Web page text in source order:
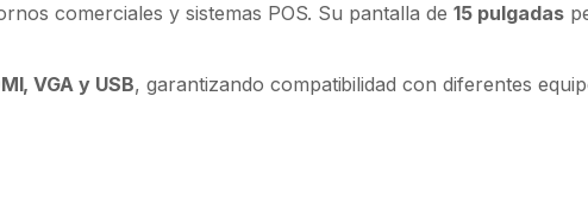
comerciales y sistemas POS. Su pantalla de 15 pulgadas
VGA y USB, garantizando compatibilidad con diferentes